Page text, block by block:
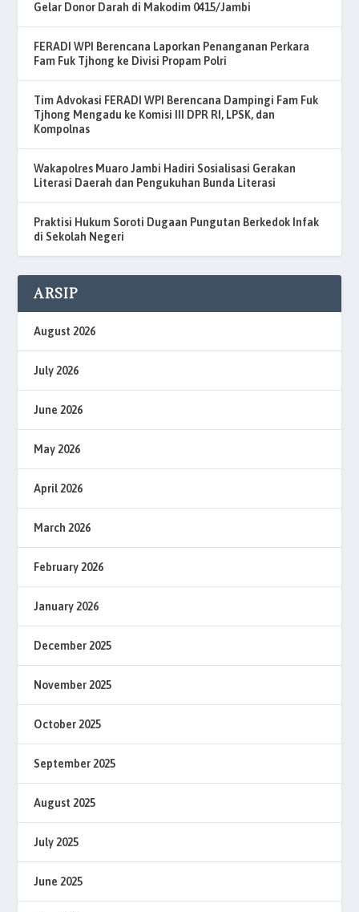
Gelar Donor Darah di Makodim 0415/Jambi
FERADI WPI Berencana Laporkan Penanganan Perkara
Fam Fuk Tjhong ke Divisi Propam Polri
Tim Advokasi FERADI WPI Berencana Dampingi Fam Fuk
Tjhong Mengadu ke Komisi III DPR RI, LPSK, dan
Kompolnas
Wakapolres Muaro Jambi Hadiri Sosialisasi Gerakan
Literasi Daerah dan Pengukuhan Bunda Literasi
Praktisi Hukum Soroti Dugaan Pungutan Berkedok Infak
di Sekolah Negeri
ARSIP
August 2026
July 2026
June 2026
May 2026
April 2026
March 2026
February 2026
January 2026
December 2025
November 2025
October 2025
September 2025
August 2025
July 2025
June 2025